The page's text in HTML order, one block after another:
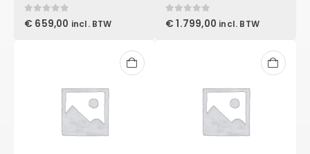
0out of 5
€ 659,00 incl. BTW 0out of 5
€ 1.799,00 incl. BTW